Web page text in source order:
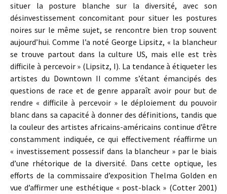
situer la posture blanche sur la diversité, avec son
désinvestissement concomitant pour situer les postures
noires sur le même sujet, se rencontre bien trop souvent
aujourd’hui. Comme l’a noté George Lipsitz, « la blancheur
se trouve partout dans la culture US, mais elle est très
difficile à percevoir » (Lipsitz, I). La tendance à étiqueter les
artistes du Downtown II comme s’étant émancipés des
questions de race et de genre apparaît avoir pour but de
rendre « difficile à percevoir » le déploiement du pouvoir
blanc dans sa capacité à donner des définitions, tandis que
la couleur des artistes africains-américains continue d’être
constamment indiquée, ce qui effectivement réaffirme un
« investissement possessif dans la blancheur » par le biais
d’une rhétorique de la diversité. Dans cette optique, les
efforts de la commissaire d’exposition Thelma Golden en
vue d’affirmer une esthétique « post-black » (Cotter 2001)